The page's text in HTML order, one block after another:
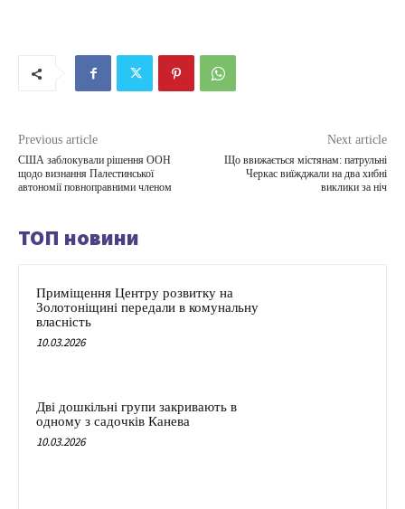
Previous article
США заблокували рішення ООН
щодо визнання Палестинської
автономії повноправними членом
Next article
Що ввижається містянам: патрульні
Черкас виїжджали на два хибні
виклики за ніч
ТОП новини
Приміщення Центру розвитку на
Золотоніщині передали в комунальну
власність
10.03.2026
Дві дошкільні групи закривають в
одному з садочків Канева
10.03.2026